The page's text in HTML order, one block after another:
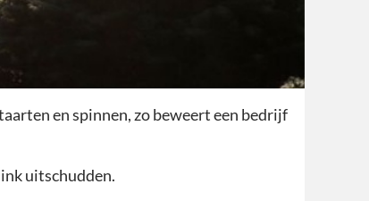
en spinnen, zo beweert een bedrijf
uitschudden.